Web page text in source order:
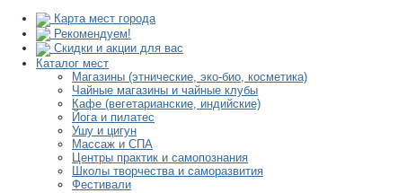
Карта мест города
Рекомендуем!
Скидки и акции для вас
Каталог мест
Магазины (этнические, эко-био, косметика)
Чайные магазины и чайные клубы
Кафе (вегетарианские, индийские)
Йога и пилатес
Ушу и цигун
Массаж и СПА
Центры практик и самопознания
Школы творчества и саморазвития
Фестивали